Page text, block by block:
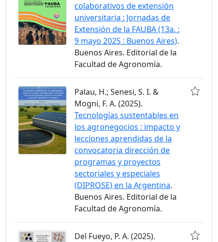
colaborativos de extensión
universitaria : Jornadas de
Extensión de la FAUBA (13a. :
9 mayo 2025 : Buenos Aires).
Buenos Aires. Editorial de la
Facultad de Agronomía.
Palau, H.; Senesi, S. I. &
Mogni, F. A. (2025).
Tecnologías sustentables en
los agronegocios : impacto y
lecciones aprendidas de la
convocatoria dirección de
programas y proyectos
sectoriales y especiales
(DIPROSE) en la Argentina.
Buenos Aires. Editorial de la
Facultad de Agronomía.
Del Fueyo, P. A. (2025).